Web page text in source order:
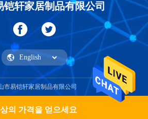
의 가격을 얻으세요
铠轩家居制品有限公司
市易铠轩家居制品有限公司